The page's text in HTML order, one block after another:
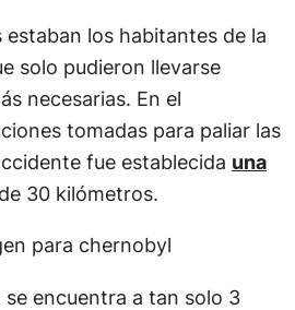
estaban los habitantes de la
solo pudieron llevarse
necesarias. En el
tomadas para paliar las
fue establecida una
30 kilómetros.
se encuentra a tan solo 3